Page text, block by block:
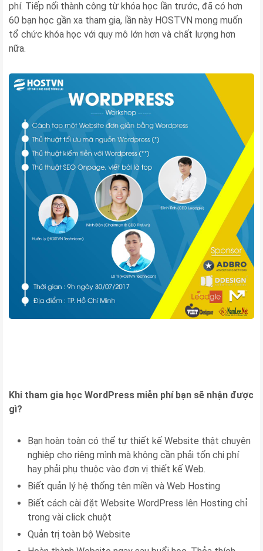
phí. Tiếp nối thành công từ khóa học lần trước, đã có hơn
60 bạn học gần xa tham gia, lần này HOSTVN mong muốn
tổ chức khóa học với quy mô lớn hơn và chất lượng hơn
nữa.
Khi tham gia học WordPress miễn phí bạn sẽ nhận được
gì?
Bạn hoàn toàn có thể tự thiết kế Website thật chuyên
nghiệp cho riêng mình mà không cần phải tốn chi phí
hay phải phụ thuộc vào đơn vị thiết kế Web.
Biết quản lý hệ thống tên miền và Web Hosting
Biết cách cài đặt Website WordPress lên Hosting chỉ
trong vài click chuột
Quản trị toàn bộ Website